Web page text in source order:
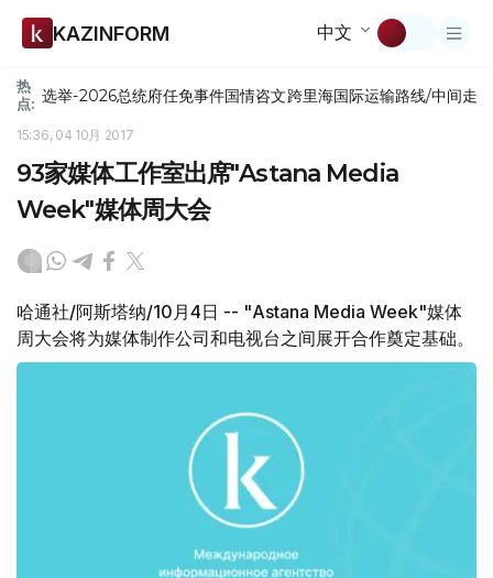
KAZINFORM 中文
热
点: 选举-2026总统府任免事件国情咨文跨里海国际运输路线/中间走廊
15:36, 04 10月 2017
93家媒体工作室出席"Astana Media
Week"媒体周大会
哈通社/阿斯塔纳/10月4日 -- "Astana Media Week"媒体
周大会将为媒体制作公司和电视台之间展开合作奠定基础。